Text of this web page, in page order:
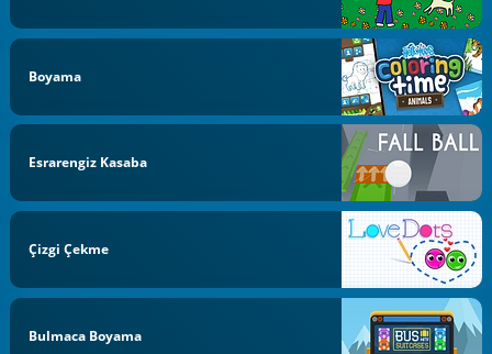
Boyama
Esrarengiz Kasaba
Çizgi Çekme
Bulmaca Boyama